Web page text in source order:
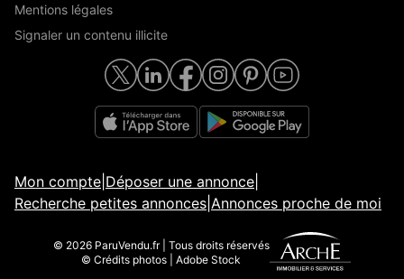
Mentions légales
Signaler un contenu illicite
Mon compte Déposer une annonce
Recherche petites annonces Annonces proche de moi
© 2026 ParuVendu.fr | Tous droits réservés
© Crédits photos | Adobe Stock